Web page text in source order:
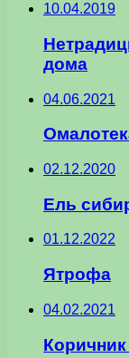
10.04.2019
дома
04.06.2021
02.12.2020
Ель
01.12.2022
Ятрофа
04.02.2021